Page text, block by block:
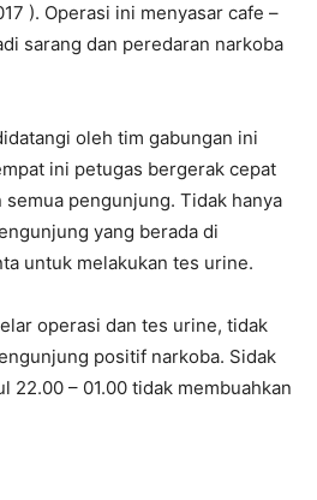
). Operasi ini menyasar cafe –
sarang dan peredaran narkoba
oleh tim gabungan ini
ini petugas bergerak cepat
pengunjung. Tidak hanya
yang berada di
untuk melakukan tes urine.
operasi dan tes urine, tidak
positif narkoba. Sidak
22.00 – 01.00 tidak membuahkan